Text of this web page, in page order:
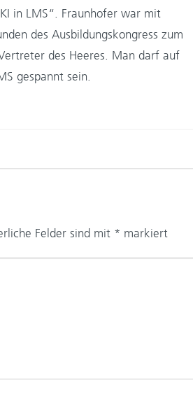
in LMS“. Fraunhofer war mit
des Ausbildungskongress zum
des Heeres. Man darf auf
gespannt sein.
Felder sind mit * markiert